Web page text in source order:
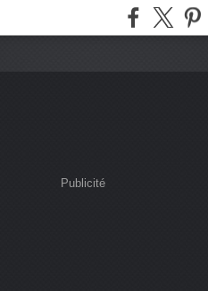
Publicité